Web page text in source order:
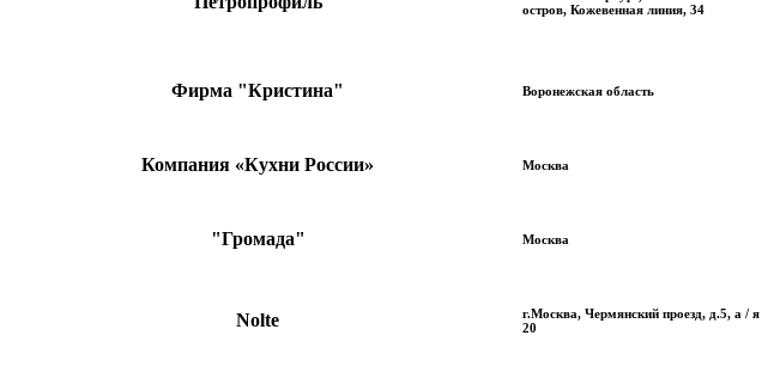
остров, Кожевенная линия, 34
Фирма "Кристина" Воронежская область
Компания «Кухни России» Москва
"Громада" Москва
Nolte
г.Москва, Чермянский проезд, д.5, а / я
20